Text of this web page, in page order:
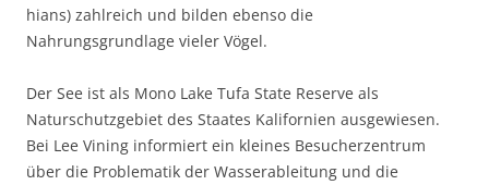
hians) zahlreich und bilden ebenso die
Nahrungsgrundlage vieler Vögel.
Der See ist als Mono Lake Tufa State Reserve als
Naturschutzgebiet des Staates Kalifornien ausgewiesen.
Bei Lee Vining informiert ein kleines Besucherzentrum
über die Problematik der Wasserableitung und die